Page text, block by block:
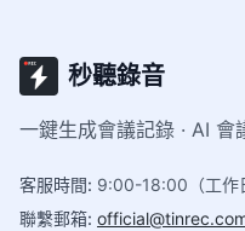
秒聽錄音
一鍵生成會議記錄 · AI 會
客服時間: 9:00-18:00（工作
聯繫郵箱: